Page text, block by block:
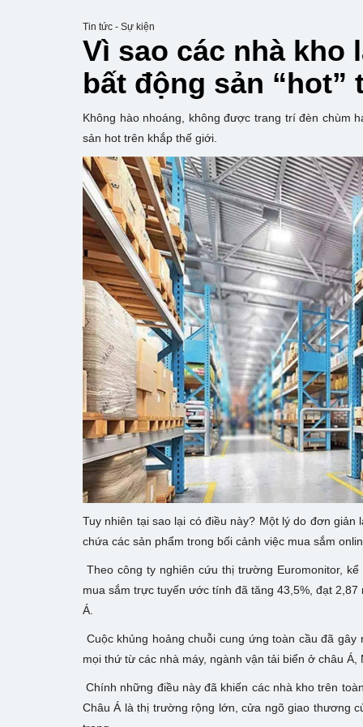
Tin tức - Sự kiện
Vì sao các nhà kho
bất động sản “hot”
Không hào nhoáng, không được trang trí đèn chùm
sản hot trên khắp thế giới.
Tuy nhiên tại sao lại có điều này? Một lý do đơn
chứa các sản phẩm trong bối cảnh việc mua sắm
Theo công ty nghiên cứu thị trường Euromonitor,
mua sắm trực tuyến ước tính đã tăng 43,5%, đạt
Á.
Cuộc khủng hoảng chuỗi cung ứng toàn cầu đã
mọi thứ từ các nhà máy, ngành vận tải biển ở châu
Chính những điều này đã khiến các nhà kho trên
Châu Á là thị trường rộng lớn, cửa ngõ giao thương